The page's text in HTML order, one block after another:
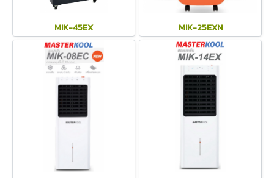
MIK-45EX MIK-25EXN